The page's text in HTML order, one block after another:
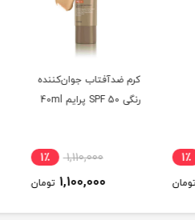
کرم ضدآفتاب جوان‌کننده
1,110,000 1٪
1,100,000 تومان